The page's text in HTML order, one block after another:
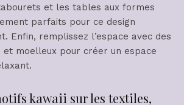
et les tables aux formes
parfaits pour ce design
Enfin, remplissez l’espace avec des
et moelleux pour créer un espace
kawaii sur les textiles,